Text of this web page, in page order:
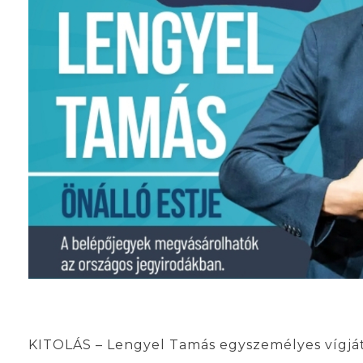
KITOLÁS – Lengyel Tamás egyszemélyes